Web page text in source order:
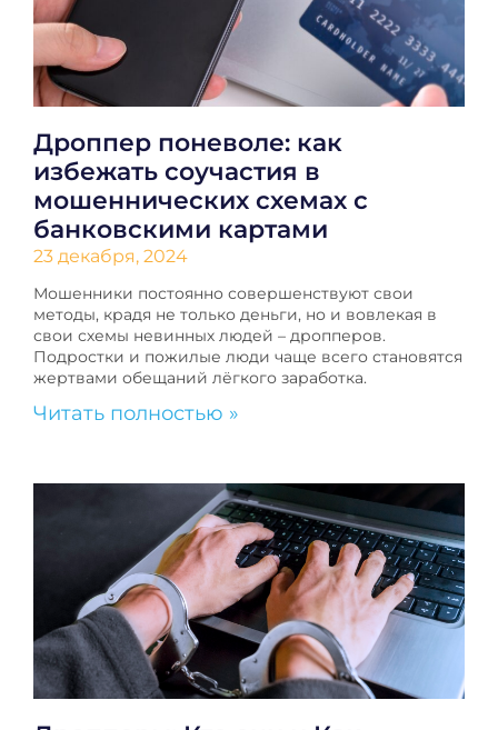
Дроппер поневоле: как
избежать соучастия в
мошеннических схемах с
банковскими картами
23 декабря, 2024
Мошенники постоянно совершенствуют свои
методы, крадя не только деньги, но и вовлекая в
свои схемы невинных людей – дропперов.
Подростки и пожилые люди чаще всего становятся
жертвами обещаний лёгкого заработка.
Читать полностью »